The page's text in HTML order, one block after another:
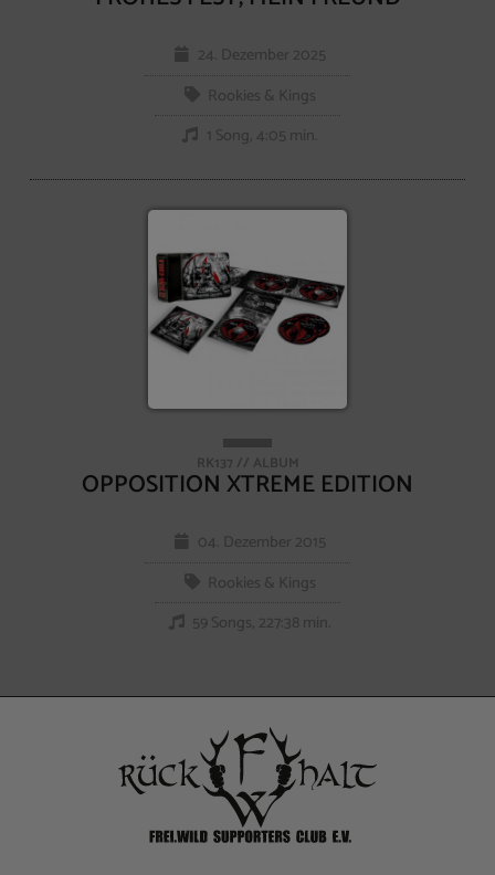
24. Dezember 2025
Rookies & Kings
1 Song, 4:05 min.
RK137 // ALBUM
OPPOSITION XTREME EDITION
04. Dezember 2015
Rookies & Kings
59 Songs, 227:38 min.